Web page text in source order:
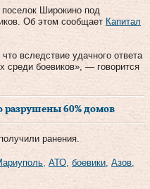
Широкино под
Об этом сообщает Капитал
вследствие удачного ответа
среди боевиков», — говорится
60% домов
ранения.
АТО боевики Азов